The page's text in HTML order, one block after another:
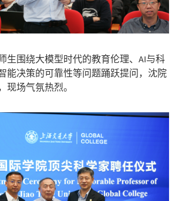
生围绕大模型时代的教育伦理、AI与科
能决策的可靠性等问题踊跃提问，沈院
现场气氛热烈。